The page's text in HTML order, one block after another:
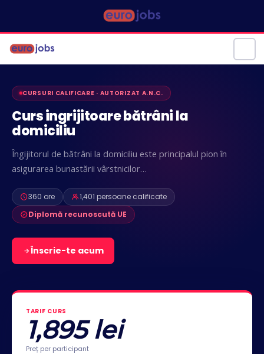
CURSURI CALIFICARE · AUTORIZAT A.N.C.
Curs ingrijitoare bătrâni la
domiciliu
Îngijitorul de bătrâni la domiciliu este principalul pion în
asigurarea bunastării vârstnicilor…
360 ore
1,401 persoane calificate
Diplomă recunoscută UE
Înscrie-te acum
TARIF CURS
1,895 lei
Preț per participant